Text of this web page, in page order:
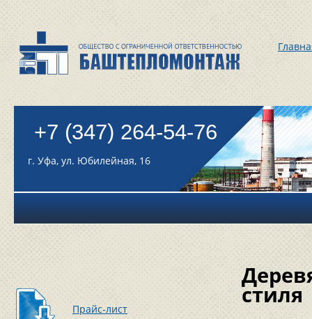
+7 (347) 264-54-76
г. Уфа, ул. Юбилейная, 16
Прайс-лист
стиля